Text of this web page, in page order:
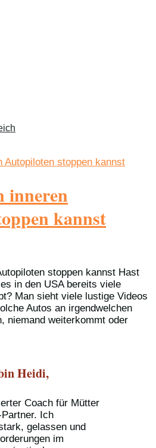
inneren
kannst
stoppen kannst Hast
in den USA bereits viele
Man sieht viele lustige Videos
Autos an irgendwelchen
niemand weiterkommt oder
Heidi,
Coach für Mütter
Ich
gelassen und
im